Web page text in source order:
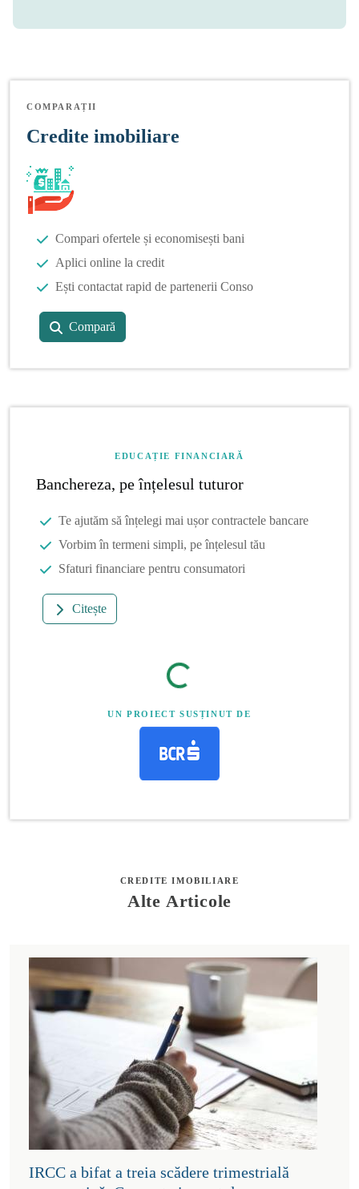
COMPARAȚII
Credite imobiliare
Compari ofertele și economisești bani
Aplici online la credit
Ești contactat rapid de partenerii Conso
Compară
EDUCAȚIE FINANCIARĂ
Banchereza, pe înțelesul tuturor
Te ajutăm să înțelegi mai ușor contractele bancare
Vorbim în termeni simpli, pe înțelesul tău
Sfaturi financiare pentru consumatori
Citește
UN PROIECT SUSȚINUT DE
CREDITE IMOBILIARE
Alte Articole
IRCC a bifat a treia scădere trimestrială